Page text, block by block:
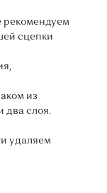
рекомендуем
сцепки
из
два слоя.
удаляем